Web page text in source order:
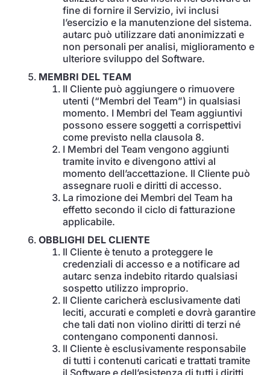
fine di fornire il Servizio, ivi inclusi
l’esercizio e la manutenzione del sistema.
autarc può utilizzare dati anonimizzati e
non personali per analisi, miglioramento e
ulteriore sviluppo del Software.
MEMBRI DEL TEAM
Il Cliente può aggiungere o rimuovere
utenti (“Membri del Team”) in qualsiasi
momento. I Membri del Team aggiuntivi
possono essere soggetti a corrispettivi
come previsto nella clausola 8.
I Membri del Team vengono aggiunti
tramite invito e divengono attivi al
momento dell’accettazione. Il Cliente può
assegnare ruoli e diritti di accesso.
La rimozione dei Membri del Team ha
effetto secondo il ciclo di fatturazione
applicabile.
OBBLIGHI DEL CLIENTE
Il Cliente è tenuto a proteggere le
credenziali di accesso e a notificare ad
autarc senza indebito ritardo qualsiasi
sospetto utilizzo improprio.
Il Cliente caricherà esclusivamente dati
leciti, accurati e completi e dovrà garantire
che tali dati non violino diritti di terzi né
contengano componenti dannosi.
Il Cliente è esclusivamente responsabile
di tutti i contenuti caricati e trattati tramite
il Software e dell’esistenza di tutti i diritti